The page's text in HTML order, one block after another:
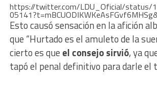
https://twitter.com/LDU_Oficial/status/
Esto causó sensación en la afición
que “Hurtado es el amuleto de la
cierto es que el consejo sirvió, ya
tapó el penal definitivo para darle el